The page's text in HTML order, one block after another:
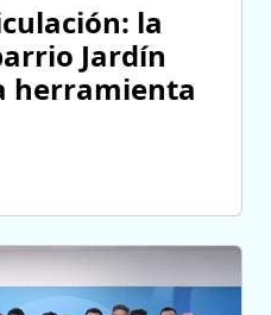
la
Jardín
herramienta